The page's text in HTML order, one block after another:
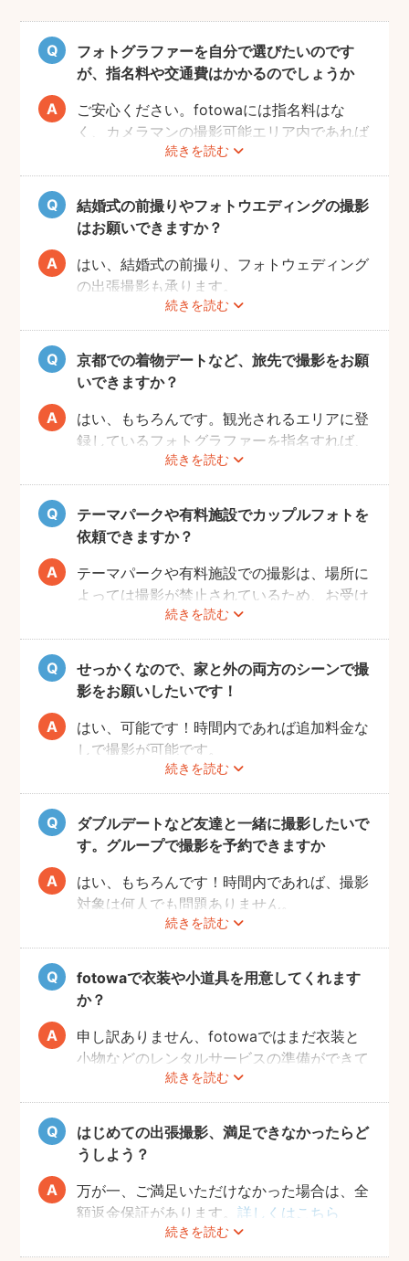
フォトグラファーを自分で選びたいのです
が、指名料や交通費はかかるのでしょうか
続きを読む
ご安心ください。fotowaには指名料はな
く、カメラマンの撮影可能エリア内であれば
交通費も一切かかりません。
自己PRやポートフォリオから、お好きなプ
ロのフォトグラファーをじっくりと選べるの
で、お二人とも安心して撮影することができ
ます。
結婚式の前撮りやフォトウエディングの撮影
はお願いできますか？
続きを読む
はい、結婚式の前撮り、フォトウェディング
の出張撮影も承ります。
fotowaでは衣装レンタル・着付け・ヘアメ
イクなどのオプションをご用意しておりませ
んので、お客様自身でご用意くださいませ。
京都での着物デートなど、旅先で撮影をお願
いできますか？
続きを読む
はい、もちろんです。観光されるエリアに登
録しているフォトグラファーを指名すれば、
旅行先でも撮影できます。
お好きな時間帯に撮影もできるので、是非と
も思い出に残るデートプランにしてください
ね！
テーマパークや有料施設でカップルフォトを
依頼できますか？
続きを読む
テーマパークや有料施設での撮影は、場所に
よっては撮影が禁止されているため、お受け
できない場合がございます。
予約前にお客様ご自身で、施設へのご確認を
お願いいたします。
また、有料施設の場合、フォトグラファーの
入場費などはお客様のご負担となりますので
ご了承ください。
せっかくなので、家と外の両方のシーンで撮
影をお願いしたいです！
続きを読む
はい、可能です！時間内であれば追加料金な
しで撮影が可能です。
撮影をスムーズに進行させるために、事前に
その旨をフォトグラファーにお伝えいただけ
ると幸いです。
ダブルデートなど友達と一緒に撮影したいで
す。グループで撮影を予約できますか
続きを読む
はい、もちろんです！時間内であれば、撮影
対象は何人でも問題ありません。
追加料金も一切なしで、ご友人と一緒に撮影
をお楽しみいただけます。
fotowaで衣装や小道具を用意してくれます
か？
続きを読む
申し訳ありません、fotowaではまだ衣装と
小物などのレンタルサービスの準備ができて
おりませんので、お客様ご自身にご用意をお
願いしております。
はじめての出張撮影、満足できなかったらど
うしよう？
続きを読む
万が一、ご満足いただけなかった場合は、全
額返金保証があります。詳しくはこちら